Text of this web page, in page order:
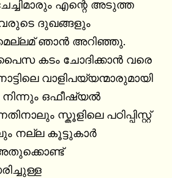
എന്റെ അടുത്ത
ദുഖങ്ങളും
ഞാന്‍ അറിഞ്ഞു.
കടം ചോദിക്കാന്‍ വരെ
വാളിപയ്യന്മാരുമായി
ഒഫീഷ്യല്‍
സ്കൂളിലെ പഠിപ്പിസ്റ്റ്
നല്ല കൂട്ടുകാര്‍